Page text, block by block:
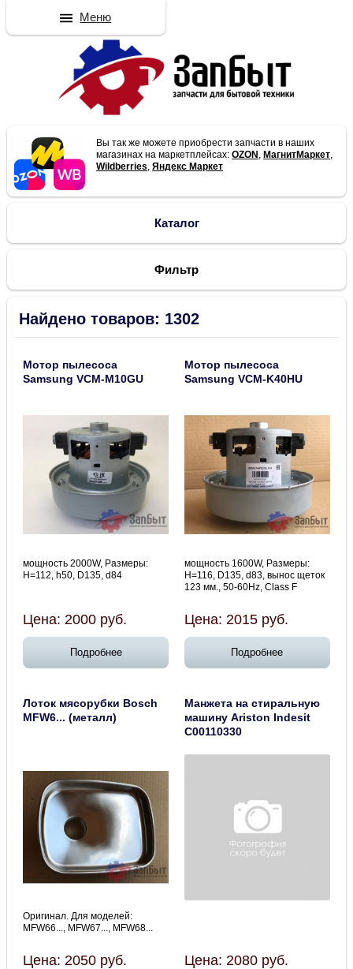
Вы так же можете приобрести запчасти в наших
магазинах на маркетплейсах:OZON , МагнитМаркет,
Wildberries,Яндекс Маркет
Каталог
Фильтр
Найдено товаров: 1302
Мотор пылесоса
Samsung VCM-M10GU
мощность 2000W, Размеры:
H=112, h50, D135, d84
Цена: 2000 руб.
Подробнее
Мотор пылесоса
Samsung VCM-K40HU
мощность 1600W, Размеры:
H=116, D135, d83, вынос щеток
123 мм., 50-60Hz, Class F
Цена: 2015 руб.
Подробнее
Лоток мясорубки Bosch
MFW6... (металл)
Оригинал. Для моделей:
MFW66..., MFW67..., MFW68...
Цена: 2050 руб.
Манжета на стиральную
машину Ariston Indesit
C00110330
Цена: 2080 руб.
Меню